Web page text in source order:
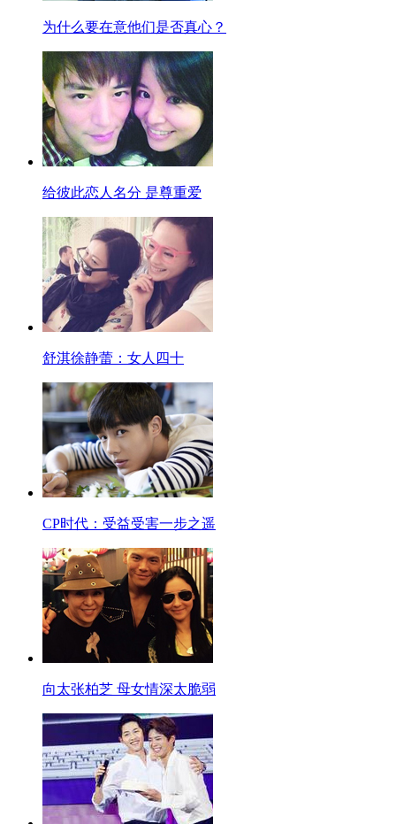
为什么要在意他们是否真心？
给彼此恋人名分 是尊重爱
舒淇徐静蕾：女人四十
CP时代：受益受害一步之遥
向太张柏芝 母女情深太脆弱